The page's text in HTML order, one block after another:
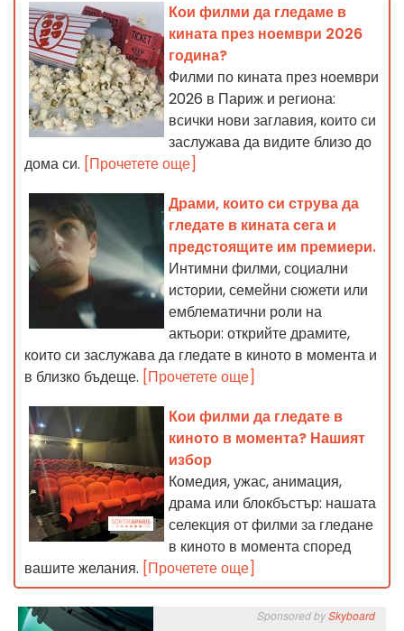
Кои филми да гледаме в
кината през ноември 2026
година?
Филми по кината през ноември
2026 в Париж и региона:
всички нови заглавия, които си
заслужава да видите близо до
дома си. [Прочетете още]
Драми, които си струва да
гледате в кината сега и
предстоящите им премиери.
Интимни филми, социални
истории, семейни сюжети или
емблематични роли на
актьори: открийте драмите,
които си заслужава да гледате в киното в момента и
в близко бъдеще. [Прочетете още]
Кои филми да гледате в
киното в момента? Нашият
избор
Комедия, ужас, анимация,
драма или блокбъстър: нашата
селекция от филми за гледане
в киното в момента според
вашите желания. [Прочетете още]